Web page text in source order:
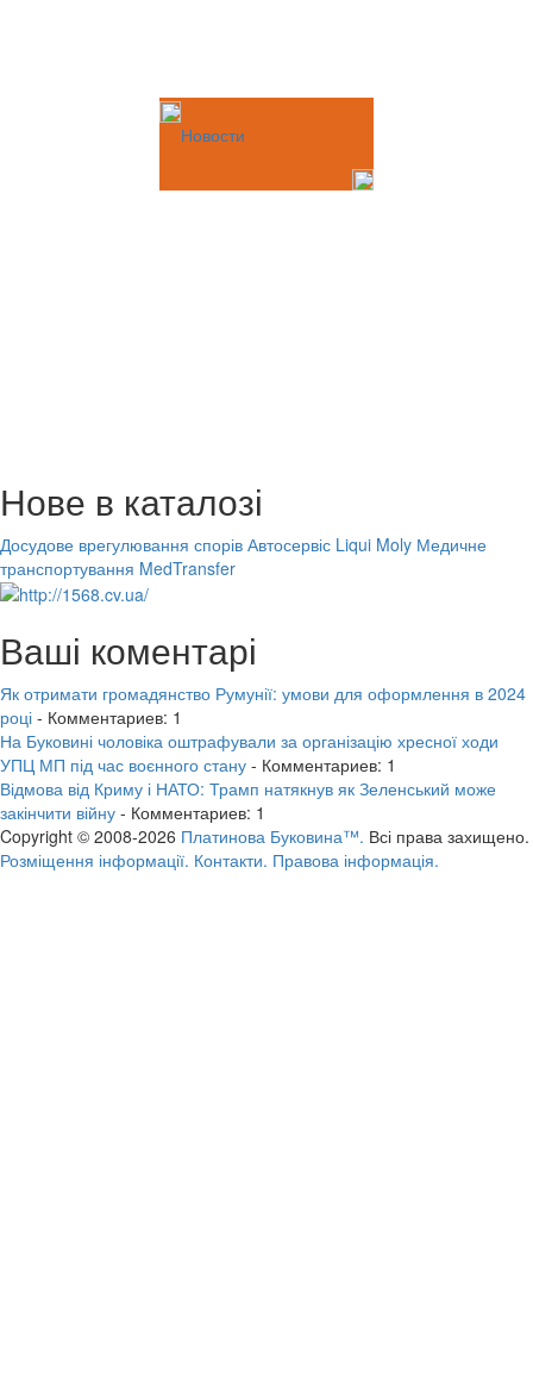
Новости
Нове в каталозі
Досудове врегулювання спорів Автосервіс Liqui Moly Медичне
транспортування MedTransfer
Ваші коментарі
Як отримати громадянство Румунії: умови для оформлення в 2024
році - Комментариев: 1
На Буковині чоловіка оштрафували за організацію хресної ходи
УПЦ МП під час воєнного стану - Комментариев: 1
Відмова від Криму і НАТО: Трамп натякнув як Зеленський може
закінчити війну - Комментариев: 1
Copyright © 2008-2026 Платинова Буковина™. Всі права захищено.
Розміщення інформації. Контакти. Правова інформація.